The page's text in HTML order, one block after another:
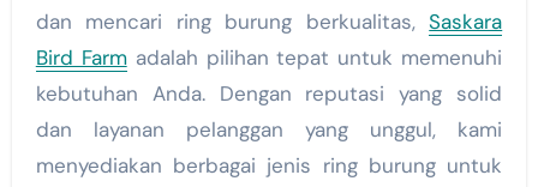
dan mencari ring burung berkualitas,Saskara
Bird Farmadalah pilihan tepat untuk memenuhi
kebutuhan Anda. Dengan reputasi yang solid
dan layanan pelanggan yang unggul, kami
menyediakan berbagai jenis ring burung untuk